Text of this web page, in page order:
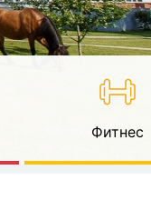
Фитнес